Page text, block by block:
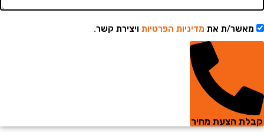
ת אתמדיניות הפרטיותויצירת קשר.
הצעת מחיר